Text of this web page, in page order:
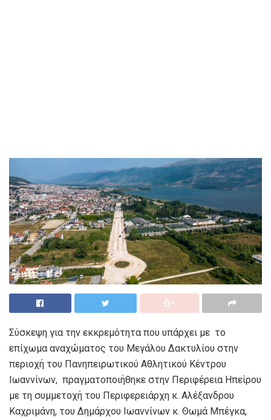
Σύσκεψη για την εκκρεμότητα που υπάρχει με το
επίχωμα αναχώματος του Μεγάλου Δακτυλίου στην
περιοχή του Πανηπειρωτικού Αθλητικού Κέντρου
Ιωαννίνων, πραγματοποιήθηκε στην Περιφέρεια Ηπείρου
με τη συμμετοχή του Περιφερειάρχη κ. Αλέξανδρου
Καχριμάνη, του Δημάρχου Ιωαννίνων κ. Θωμά Μπέγκα,